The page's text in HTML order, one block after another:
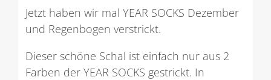
Jetzt haben wir mal YEAR SOCKS Dezember
und Regenbogen verstrickt.
Dieser schöne Schal ist einfach nur aus 2
Farben der YEAR SOCKS gestrickt. In